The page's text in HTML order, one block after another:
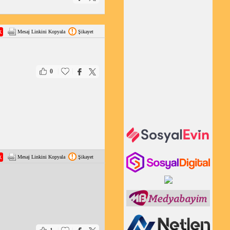
Mesaj Linkini Kopyala Şikayet
0
Mesaj Linkini Kopyala Şikayet